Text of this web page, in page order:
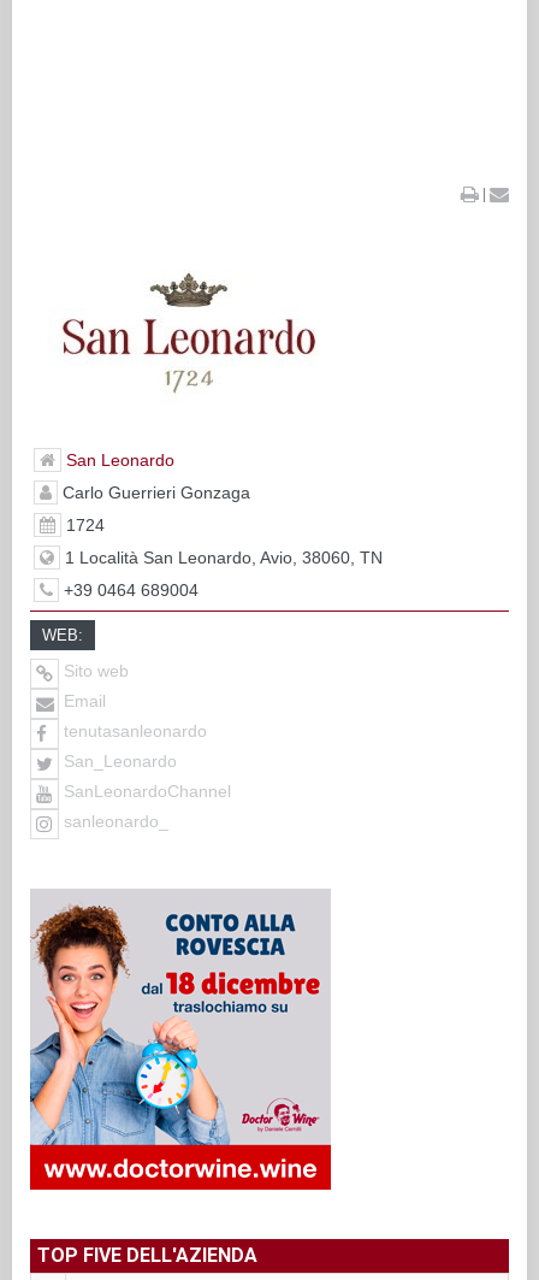
|
San Leonardo
Carlo Guerrieri Gonzaga
1724
1 Località San Leonardo, Avio, 38060, TN
+39 0464 689004
WEB:
Sito web
Email
tenutasanleonardo
San_Leonardo
SanLeonardoChannel
sanleonardo_
TOP FIVE DELL'AZIENDA